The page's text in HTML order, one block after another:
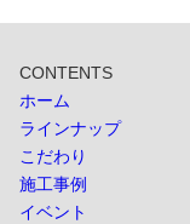
CONTENTS
ホーム
ラインナップ
こだわり
施工事例
イベント